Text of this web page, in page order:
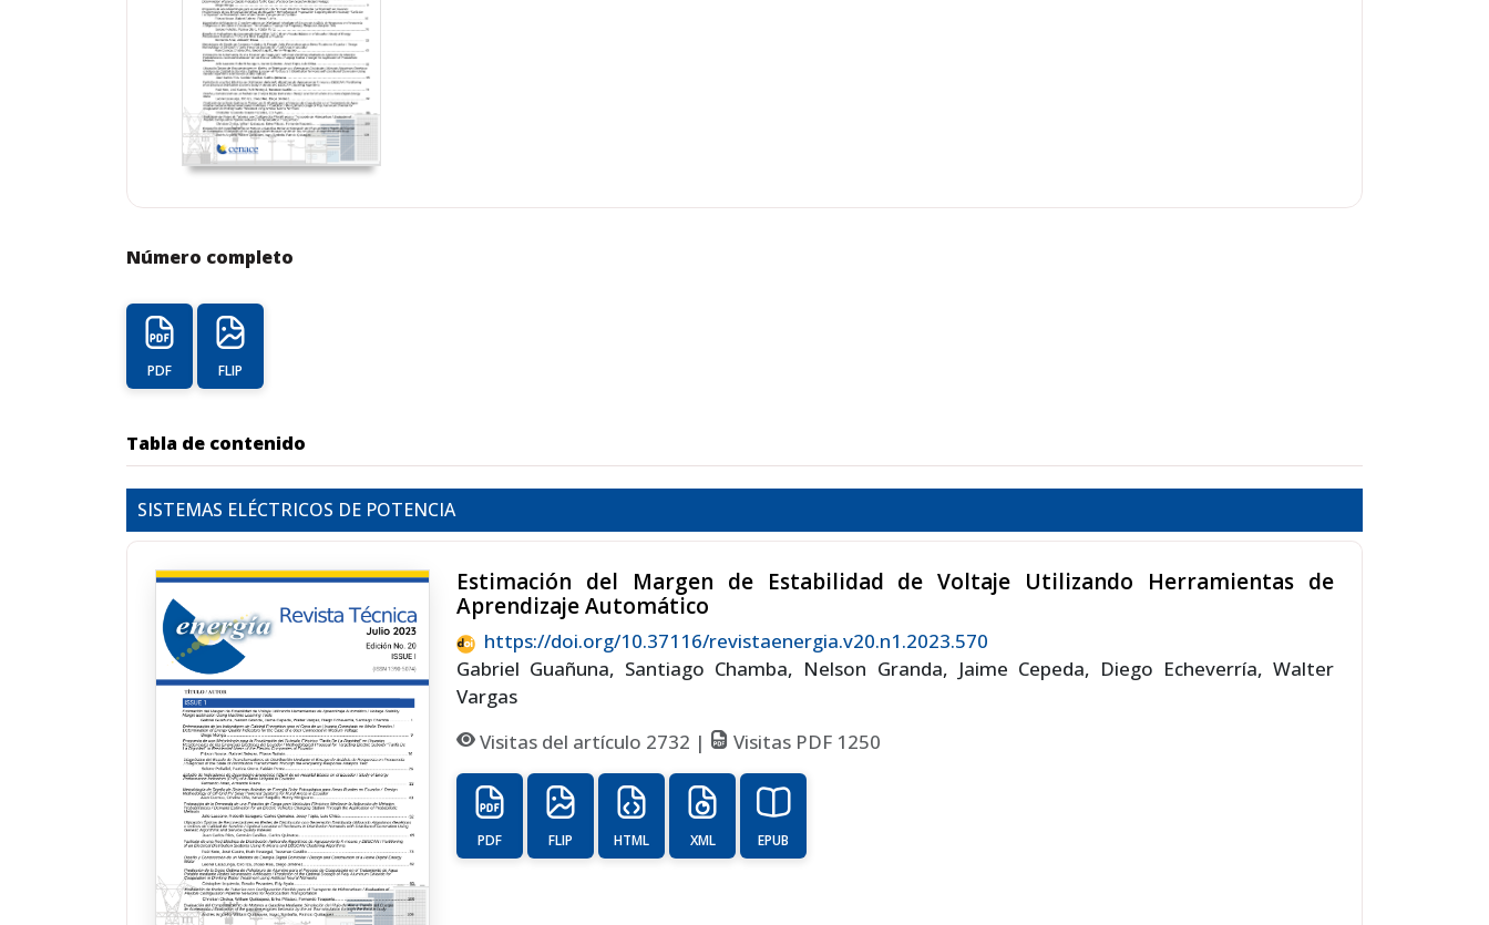
Número completo
PDF FLIP
Tabla de contenido
SISTEMAS ELÉCTRICOS DE POTENCIA
Estimación del Margen de Estabilidad de Voltaje Utilizando Herramientas de
Aprendizaje Automático
https://doi.org/10.37116/revistaenergia.v20.n1.2023.570
Gabriel Guañuna, Santiago Chamba, Nelson Granda, Jaime Cepeda, Diego Echeverría, Walter
Vargas
Visitas del artículo 2732 |
Visitas PDF 1250
PDF FLIP HTML XML EPUB